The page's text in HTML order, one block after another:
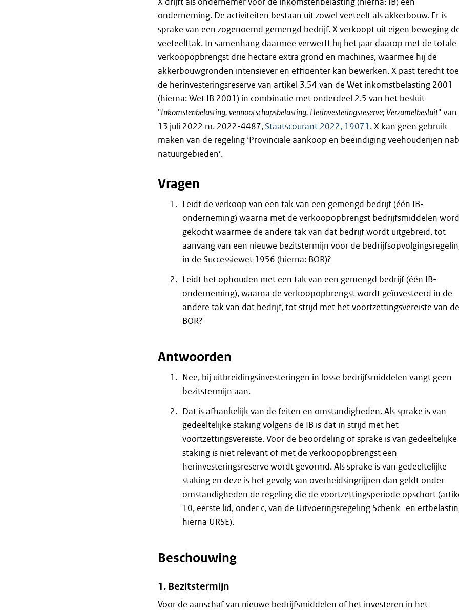
onderneming. De activiteiten bestaan uit zowel veeteelt als akkerbouw. Er is
sprake van een zogenoemd gemengd bedrijf. X verkoopt uit eigen beweging
veeteelttak. In samenhang daarmee verwerft hij het jaar daarop met de totale
verkoopopbrengst drie hectare extra grond en machines, waarmee hij de
akkerbouwgronden intensiever en efficiënter kan bewerken. X past terecht toe
de herinvesteringsreserve van artikel 3.54 van de Wet inkomstbelasting 2001
(hierna: Wet IB 2001) in combinatie met onderdeel 2.5 van het besluit
"Inkomstenbelasting, vennootschapsbelasting. Herinvesteringsreserve; Verzamelbesluit" van
13 juli 2022 nr. 2022-4487,Staatscourant 2022, 19071 . X kan geen gebruik
maken van de regeling ‘Provinciale aankoop en beëindiging veehouderijen
natuurgebieden’.
Vragen
Leidt de verkoop van een tak van een gemengd bedrijf (één IB-
onderneming) waarna met de verkoopopbrengst bedrijfsmiddelen
gekocht waarmee de andere tak van dat bedrijf wordt uitgebreid, tot
aanvang van een nieuwe bezitstermijn voor de
in de Successiewet 1956 (hierna: BOR)?
Leidt het ophouden met een tak van een gemengd bedrijf (één IB-
onderneming), waarna de verkoopopbrengst wordt geïnvesteerd in de
andere tak van dat bedrijf, tot strijd met het voortzettingsvereiste van de
BOR?
Antwoorden
Nee, bij uitbreidingsinvesteringen in losse bedrijfsmiddelen vangt geen
bezitstermijn aan.
Dat is afhankelijk van de feiten en omstandigheden. Als sprake is van
gedeeltelijke staking volgens de IB is dat in strijd met het
voortzettingsvereiste. Voor de beoordeling of sprake is van gedeeltelijke
staking is niet relevant of met de verkoopopbrengst een
herinvesteringsreserve wordt gevormd. Als sprake is van gedeeltelijke
staking en deze is het gevolg van overheidsingrijpen dan geldt onder
omstandigheden de regeling die de voortzettingsperiode opschort
10, eerste lid, onder c, van de Uitvoeringsregeling Schenk- en
hierna URSE).
Beschouwing
1. Bezitstermijn
Voor de aanschaf van nieuwe bedrijfsmiddelen of het investeren in het